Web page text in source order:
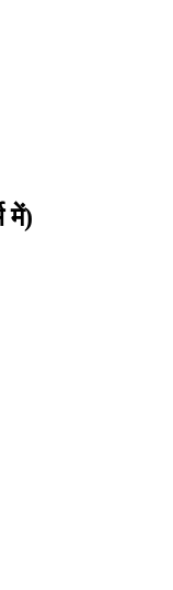
में)